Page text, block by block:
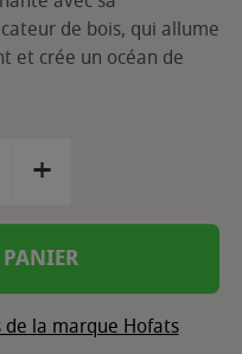
de bois, qui allume
et crée un océan de
+
la marque Hofats